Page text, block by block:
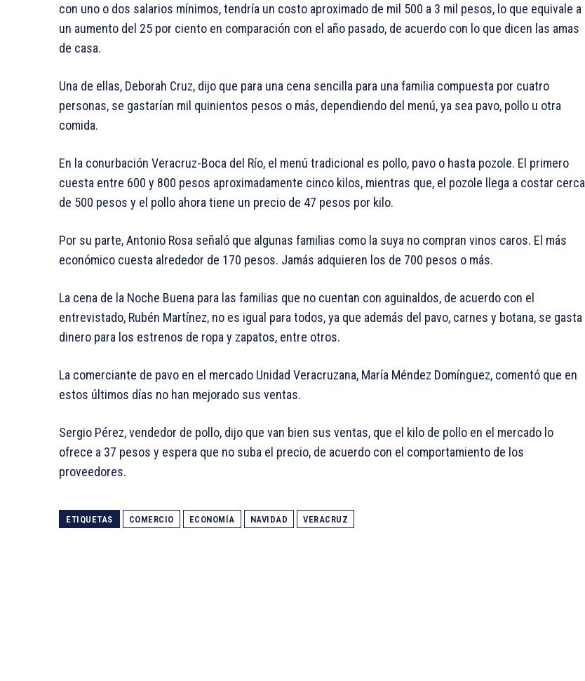
con uno o dos salarios mínimos, tendría un costo aproximado de mil 500 a 3 mil pesos, lo que equivale a
un aumento del 25 por ciento en comparación con el año pasado, de acuerdo con lo que dicen las amas
de casa.
Una de ellas, Deborah Cruz, dijo que para una cena sencilla para una familia compuesta por cuatro
personas, se gastarían mil quinientos pesos o más, dependiendo del menú, ya sea pavo, pollo u otra
comida.
En la conurbación Veracruz-Boca del Río, el menú tradicional es pollo, pavo o hasta pozole. El primero
cuesta entre 600 y 800 pesos aproximadamente cinco kilos, mientras que, el pozole llega a costar cerca
de 500 pesos y el pollo ahora tiene un precio de 47 pesos por kilo.
Por su parte, Antonio Rosa señaló que algunas familias como la suya no compran vinos caros. El más
económico cuesta alrededor de 170 pesos. Jamás adquieren los de 700 pesos o más.
La cena de la Noche Buena para las familias que no cuentan con aguinaldos, de acuerdo con el
entrevistado, Rubén Martínez, no es igual para todos, ya que además del pavo, carnes y botana, se gasta
dinero para los estrenos de ropa y zapatos, entre otros.
La comerciante de pavo en el mercado Unidad Veracruzana, María Méndez Domínguez, comentó que en
estos últimos días no han mejorado sus ventas.
Sergio Pérez, vendedor de pollo, dijo que van bien sus ventas, que el kilo de pollo en el mercado lo
ofrece a 37 pesos y espera que no suba el precio, de acuerdo con el comportamiento de los
proveedores.
ETIQUETAS COMERCIO ECONOMÍA NAVIDAD VERACRUZ